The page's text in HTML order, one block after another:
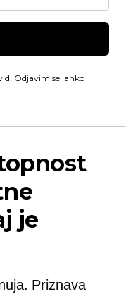
Odjavim se lahko
je
Priznava